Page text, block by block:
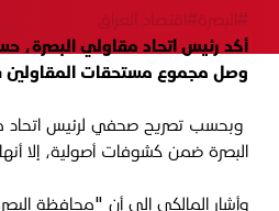
#البصرة#اقتصاد العراق
أكد رئيس اتحاد مقاولي البصرة،
وصل مجموع مستحقات المقاولين في عموم
وبحسب تصريح صحفي لرئيس اتحاد
البصرة ضمن كشوفات أصولية، إلا